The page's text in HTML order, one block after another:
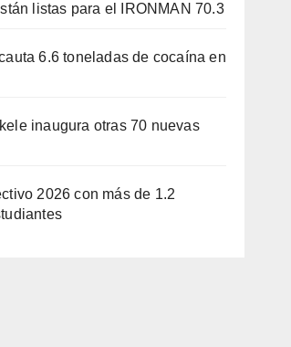
listas para el IRONMAN 70.3
6.6 toneladas de cocaína en
inaugura otras 70 nuevas
2026 con más de 1.2